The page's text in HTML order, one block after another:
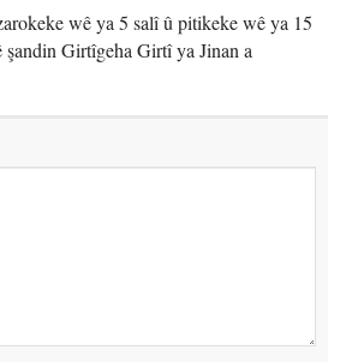
wê ya 5 salî û pitikeke wê ya 15
Girtîgeha Girtî ya Jinan a